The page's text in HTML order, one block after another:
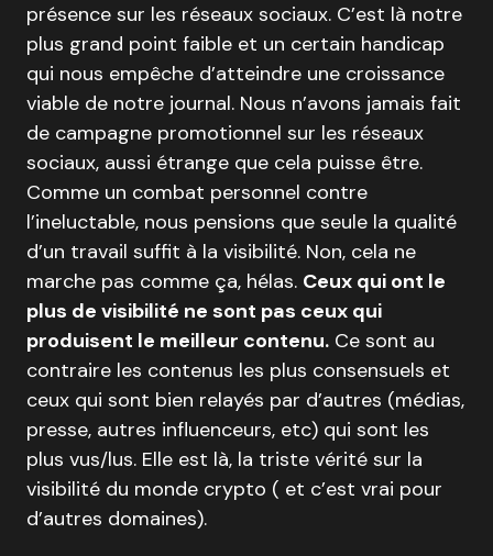
présence sur les réseaux sociaux. C’est là notre
plus grand point faible et un certain handicap
qui nous empêche d’atteindre une croissance
viable de notre journal. Nous n’avons jamais fait
de campagne promotionnel sur les réseaux
sociaux, aussi étrange que cela puisse être.
Comme un combat personnel contre
l’ineluctable, nous pensions que seule la qualité
d’un travail suffit à la visibilité. Non, cela ne
marche pas comme ça, hélas. Ceux qui ont le
plus de visibilité ne sont pas ceux qui
produisent le meilleur contenu. Ce sont au
contraire les contenus les plus consensuels et
ceux qui sont bien relayés par d’autres (médias,
presse, autres influenceurs, etc) qui sont les
plus vus/lus. Elle est là, la triste vérité sur la
visibilité du monde crypto ( et c’est vrai pour
d’autres domaines).